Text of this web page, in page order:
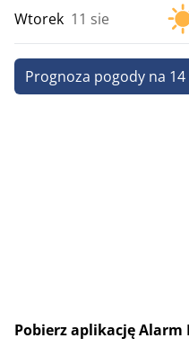
Wtorek 11 sie
Prognoza pogody na
Pobierz aplikację Alarm